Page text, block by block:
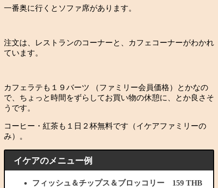
一番奥に行くとソファ席があります。
注文は、レストランのコーナーと、カフェコーナーがわかれ
ています。
カフェラテも１９バーツ （ファミリー会員価格）とかなの
で、ちょっと時間をずらしてお買い物の休憩に、とか良さそ
うです。
コーヒー・紅茶も１日２杯無料です（イケアファミリーの
み）。
イケアのメニュー例
フィッシュ＆チップス＆ブロッコリー 159 THB